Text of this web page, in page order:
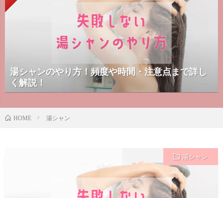
湯シャンのやり方！頻度や時間・注意点まで詳し
く解説！
HOME 湯シャン
湯シャン